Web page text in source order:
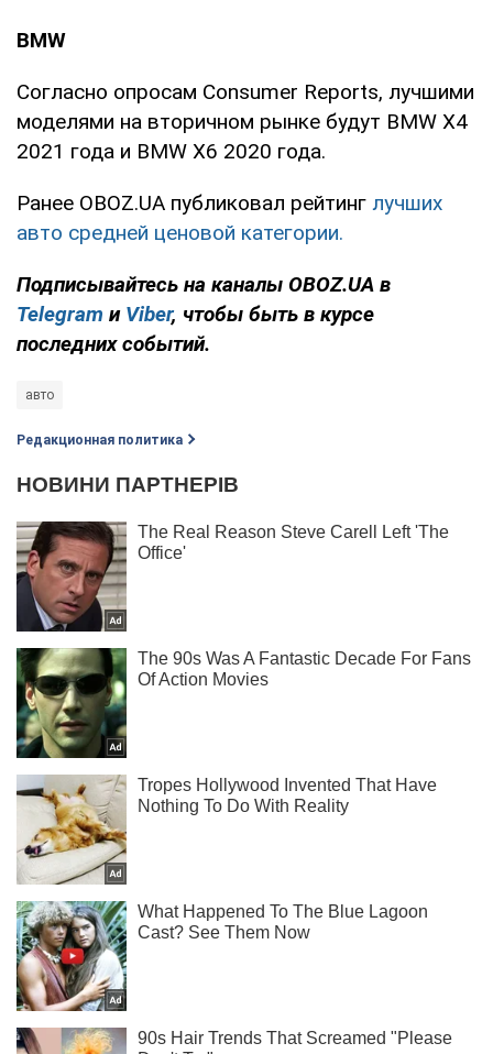
BMW
Согласно опросам Consumer Reports, лучшими
моделями на вторичном рынке будут BMW X4
2021 года и BMW X6 2020 года.
Ранее OBOZ.UA публиковал рейтинг лучших
авто средней ценовой категории.
Подписывайтесь на каналы OBOZ.UA в
Telegram и Viber, чтобы быть в курсе
последних событий.
авто
Редакционная политика